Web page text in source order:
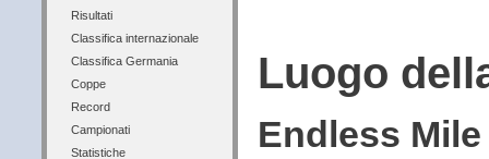
Risultati
Classifica internazionale
Classifica Germania
Coppe
Record
Campionati
Statistiche
Luogo
Endless